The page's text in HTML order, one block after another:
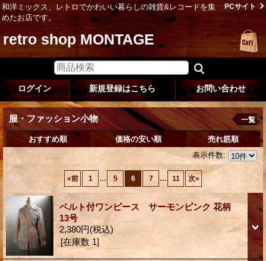
和洋ミックス、レトロでかわいい暮らしの雑貨&レコードを集
めたお店です。
PCサイト
retro shop MONTAGE
ログイン 新規登録はこちら お問い合わせ
服・ファッション小物 一覧
おすすめ順 価格の安い順
売れ筋順
表示件数:
«前 1 ... 5 6 7 ... 11 次»
ベルト付ワンピース サーモンピンク 花柄
13号
2,380円(税込)
[在庫数 1]